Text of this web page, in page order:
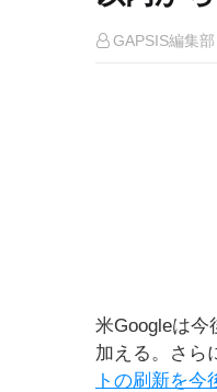
GAPSIS編集部
米Googleは今
加える。さら
トの刷新を